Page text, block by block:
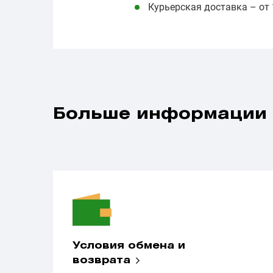
Курьерская доставка – от
Больше информации
Условия обмена и
возврата